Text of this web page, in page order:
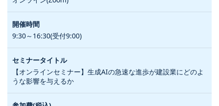
9:30～16:30(受付9:00)
【オンラインセミナー】生成AIの急速な進歩が建設業にどのよ
うな影響を与えるか